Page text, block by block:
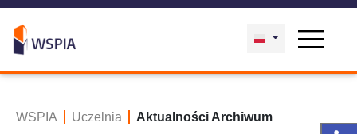
WSPIA Uczelnia Aktualności Archiwum